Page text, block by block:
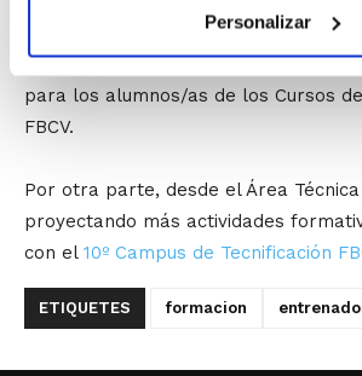
Personalizar
Juan Bosco de Valencia y la
60 personas, contando como tres
para los alumnos/as de los Cursos
FBCV.
Por otra parte, desde el Área
proyectando más actividades
con el 10º Campus de Tecnificación
ETIQUETES formacion